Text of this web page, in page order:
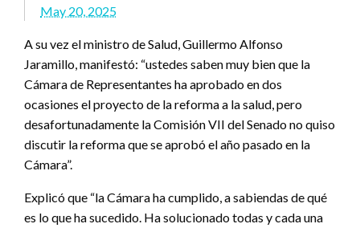
May 20, 2025
A su vez el ministro de Salud, Guillermo Alfonso
Jaramillo, manifestó: “ustedes saben muy bien que la
Cámara de Representantes ha aprobado en dos
ocasiones el proyecto de la reforma a la salud, pero
desafortunadamente la Comisión VII del Senado no quiso
discutir la reforma que se aprobó el año pasado en la
Cámara”.
Explicó que “la Cámara ha cumplido, a sabiendas de qué
es lo que ha sucedido. Ha solucionado todas y cada una